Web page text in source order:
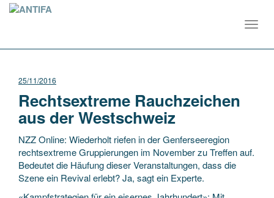
25/11/2016
Rechtsextreme Rauchzeichen
aus der Westschweiz
NZZ Online: Wiederholt riefen in der Genferseeregion
rechtsextreme Gruppierungen im November zu Treffen auf.
Bedeutet die Häufung dieser Veranstaltungen, dass die
Szene ein Revival erlebt? Ja, sagt ein Experte.